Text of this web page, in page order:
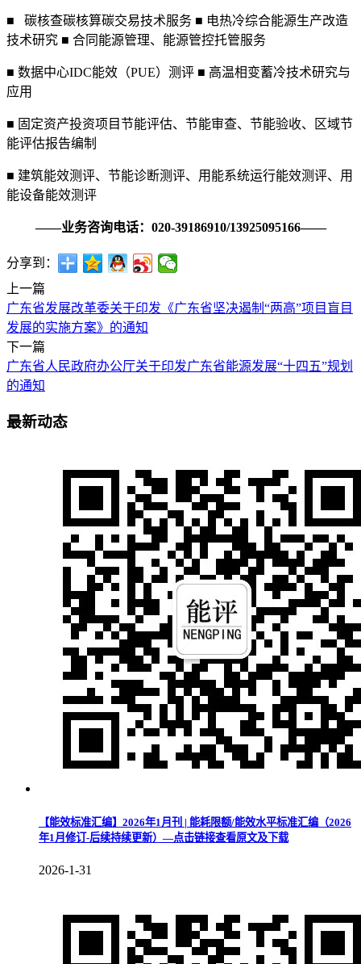
■ 碳核查碳核算碳交易技术服务 ■ 电热冷综合能源生产改造
技术研究 ■ 合同能源管理、能源管控托管服务
■ 数据中心IDC能效（PUE）测评 ■ 高温相变蓄冷技术研究与
应用
■ 固定资产投资项目节能评估、节能审查、节能验收、区域节
能评估报告编制
■ 建筑能效测评、节能诊断测评、用能系统运行能效测评、用
能设备能效测评
——业务咨询电话：020-39186910/13925095166——
分享到：
上一篇
广东省发展改革委关于印发《广东省坚决遏制“两高”项目盲目
发展的实施方案》的通知
下一篇
广东省人民政府办公厅关于印发广东省能源发展“十四五”规划
的通知
最新动态
【能效标准汇编】2026年1月刊 | 能耗限额/能效水平标准汇编（2026
年1月修订-后续持续更新）—点击链接查看原文及下载
2026-1-31